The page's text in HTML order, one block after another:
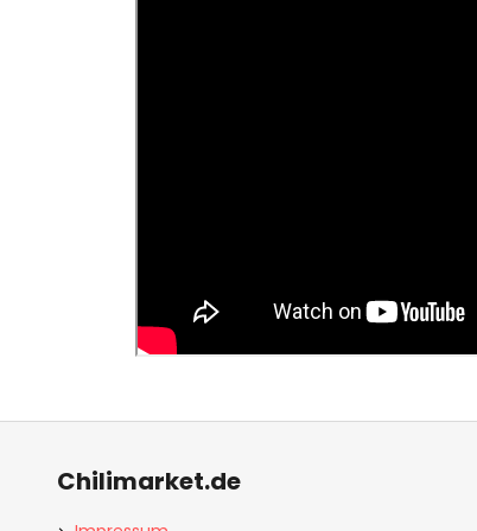
Chilimarket.de